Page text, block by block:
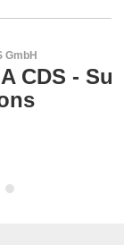
Chain